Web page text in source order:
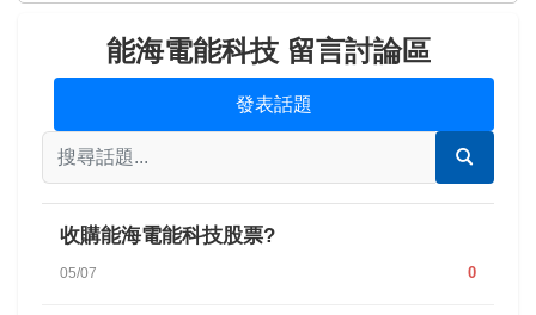
能海電能科技 留言討論區
發表話題
收購能海電能科技股票?
05/07 0